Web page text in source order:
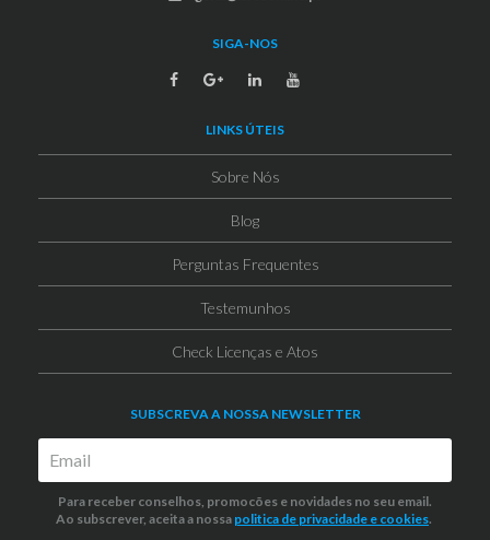
SIGA-NOS
LINKS ÚTEIS
Sobre Nós
Blog
Perguntas Frequentes
Testemunhos
Check Licenças e Atos
SUBSCREVA A NOSSA NEWSLETTER
Para receber conselhos, promocões e novidades no seu email.
Ao subscrever, aceita a nossa politica de privacidade e cookies.